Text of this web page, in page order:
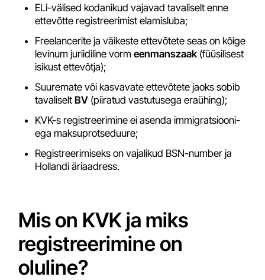
ELi-välised kodanikud vajavad tavaliselt enne
ettevõtte registreerimist elamisluba;
Freelancerite ja väikeste ettevõtete seas on kõige
levinum juriidiline vormeenmanszaak (füüsilisest
isikust ettevõtja);
Suuremate või kasvavate ettevõtete jaoks sobib
tavaliselt BV (piiratud vastutusega eraühing);
KVK-s registreerimine ei asenda immigratsiooni-
ega maksuprotseduure;
Registreerimiseks on vajalikud BSN-number ja
Hollandi äriaadress.
Mis on KVK ja miks
registreerimine on
oluline?